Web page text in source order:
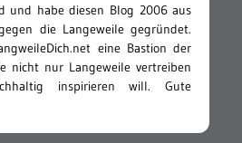
und habe diesen Blog 2006 aus
die Langeweile gegründet.
eine Bastion der
nicht nur Langeweile vertreiben
inspirieren will. Gute